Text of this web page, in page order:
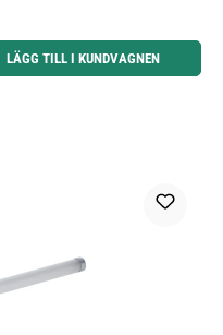
för att öka eller minska kvantiteten.
LÄGG TILL I KUNDVAGNEN